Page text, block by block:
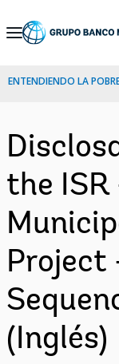
Skip
Navigation
ENTENDIENDO LA
the ISR
Project
(Inglés)